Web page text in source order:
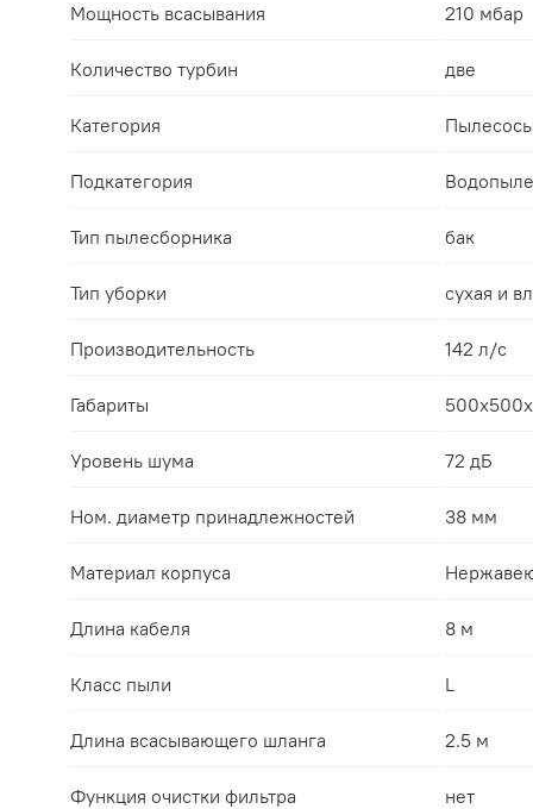
Мощность всасывания 210 мбар
Количество турбин две
Категория
Подкатегория
Тип пылесборника бак
Тип уборки сухая и
Производительность 142 л/c
Габариты
Уровень шума 72 дБ
Ном. диаметр принадлежностей 38 мм
Материал корпуса
Длина кабеля 8 м
Класс пыли L
Длина всасывающего шланга 2.5 м
Функция очистки фильтра нет